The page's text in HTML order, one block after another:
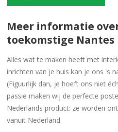
Meer informatie
toekomstige Nantes
Alles wat te maken heeft met
inrichten van je huis kan je ons 's
(Figuurlijk dan, je hoeft ons niet
passie maken wij de perfecte
Nederlands product: ze worden
vanuit Nederland.